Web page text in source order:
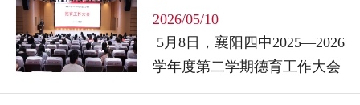
员、市...
2026/05/10
5月8日，襄阳四中2025—2026
学年度第二学期德育工作大会
在至美楼报告厅召开。党委书